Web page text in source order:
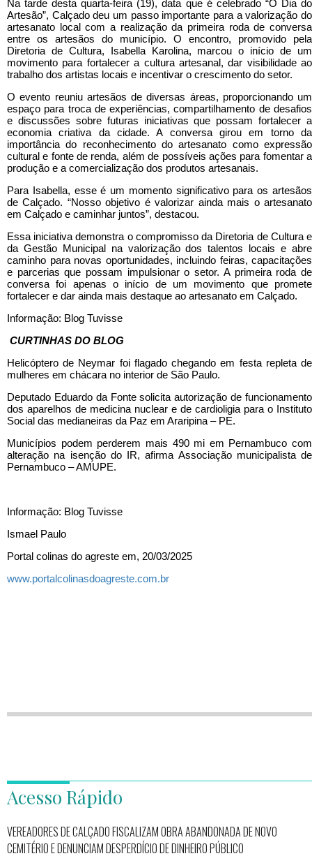
Na tarde desta quarta-feira (19), data que é celebrado “O Dia do
Artesão”, Calçado deu um passo importante para a valorização do
artesanato local com a realização da primeira roda de conversa
entre os artesãos do município. O encontro, promovido pela
Diretoria de Cultura, Isabella Karolina, marcou o início de um
movimento para fortalecer a cultura artesanal, dar visibilidade ao
trabalho dos artistas locais e incentivar o crescimento do setor.
O evento reuniu artesãos de diversas áreas, proporcionando um
espaço para troca de experiências, compartilhamento de desafios
e discussões sobre futuras iniciativas que possam fortalecer a
economia criativa da cidade. A conversa girou em torno da
importância do reconhecimento do artesanato como expressão
cultural e fonte de renda, além de possíveis ações para fomentar a
produção e a comercialização dos produtos artesanais.
Para Isabella, esse é um momento significativo para os artesãos
de Calçado. “Nosso objetivo é valorizar ainda mais o artesanato
em Calçado e caminhar juntos”, destacou.
Essa iniciativa demonstra o compromisso da Diretoria de Cultura e
da Gestão Municipal na valorização dos talentos locais e abre
caminho para novas oportunidades, incluindo feiras, capacitações
e parcerias que possam impulsionar o setor. A primeira roda de
conversa foi apenas o início de um movimento que promete
fortalecer e dar ainda mais destaque ao artesanato em Calçado.
Informação: Blog Tuvisse
CURTINHAS DO BLOG
Helicóptero de Neymar foi flagado chegando em festa repleta de
mulheres em chácara no interior de São Paulo.
Deputado Eduardo da Fonte solicita autorização de funcionamento
dos aparelhos de medicina nuclear e de cardioligia para o Instituto
Social das medianeiras da Paz em Araripina – PE.
Municípios podem perderem mais 490 mi em Pernambuco com
alteração na isenção do IR, afirma Associação municipalista de
Pernambuco – AMUPE.
Informação: Blog Tuvisse
Ismael Paulo
Portal colinas do agreste em, 20/03/2025
www.portalcolinasdoagreste.com.br
Acesso Rápido
VEREADORES DE CALÇADO FISCALIZAM OBRA ABANDONADA DE NOVO
CEMITÉRIO E DENUNCIAM DESPERDÍCIO DE DINHEIRO PÚBLICO